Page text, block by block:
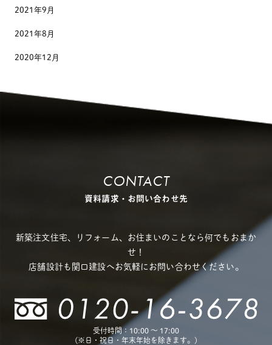
2021年9月
2021年8月
2020年12月
CONTACT
資料請求・お問い合わせ先
新築注文住宅、リフォーム、お住まいのことなら何でもおまか
せ！
店舗設計も関口建設へお気軽にお問い合わせください。
受付時間：10:00 〜 17:00
(※日・祝日・年末年始を除きます。)